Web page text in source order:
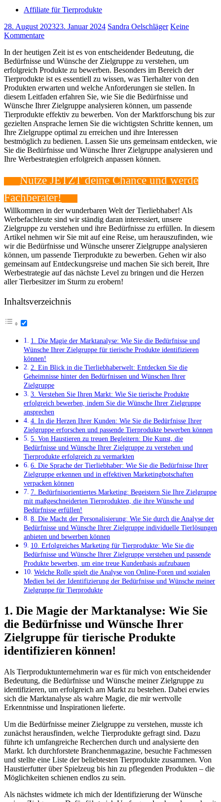
Affiliate für Tierprodukte
28. August 202323. Januar 2024 Sandra Oelschläger Keine
Kommentare
In der heutigen Zeit ist es von entscheidender Bedeutung, die
Bedürfnisse und Wünsche der Zielgruppe zu verstehen, um
erfolgreich Produkte zu bewerben. Besonders im Bereich der
Tierprodukte ist es essentiell zu wissen, was Tierhalter von den
Produkten erwarten und welche Anforderungen sie stellen. In
diesem Leitfaden erfahren Sie, wie Sie die Bedürfnisse und
Wünsche Ihrer Zielgruppe analysieren können, um passende
Tierprodukte effektiv zu bewerben. Von der Marktforschung bis zur
gezielten Ansprache lernen Sie die wichtigsten Schritte kennen, um
Ihre Zielgruppe optimal zu erreichen und ihre Interessen
bestmöglich zu bedienen. Lassen Sie uns gemeinsam entdecken, wie
Sie die Bedürfnisse und Wünsche Ihrer Zielgruppe analysieren und
Ihre Werbestrategien erfolgreich anpassen können.
Nutze JETZT deine Chance und werde
Fachberater!
Willkommen in der wunderbaren Welt​ der Tierliebhaber!​ Als
Werbefachleute sind wir ständig daran interessiert, unsere
Zielgruppe zu verstehen ‍und ihre Bedürfnisse zu erfüllen. In⁢ diesem​
Artikel nehmen wir​ Sie mit auf eine Reise, um herauszufinden, wie
wir die Bedürfnisse und Wünsche unserer Zielgruppe⁢ analysieren
können, um passende Tierprodukte zu bewerben. Gehen wir also
gemeinsam auf Entdeckungsreise und machen Sie sich bereit, Ihre
Werbestrategie auf das nächste Level zu bringen und die Herzen
aller Tierbesitzer im Sturm zu erobern!
Inhaltsverzeichnis
1. Die Magie der Marktanalyse: Wie Sie die Bedürfnisse und
Wünsche Ihrer Zielgruppe für⁣ tierische Produkte identifizieren
können!
2. Ein Blick in die Tierliebhaberwelt: Entdecken⁢ Sie die
Geheimnisse hinter den Bedürfnissen ⁢und Wünschen ​Ihrer
Zielgruppe
3. Verstehen Sie Ihren​ Markt: ⁢Wie Sie ‍tierische ​Produkte
erfolgreich bewerben, indem Sie die Wünsche Ihrer Zielgruppe
ansprechen
4. In die Herzen Ihrer ⁤Kunden: Wie Sie die Bedürfnisse Ihrer
Zielgruppe erforschen und⁤ passende Tierprodukte‌ bewerben können
5.‌ Von Haustieren zu treuen Begleitern: Die Kunst, die
Bedürfnisse und⁣ Wünsche Ihrer Zielgruppe zu verstehen und
Tierprodukte erfolgreich zu vermarkten
6. Die Sprache der Tierliebhaber:‍ Wie ⁤Sie die Bedürfnisse Ihrer
Zielgruppe erkennen und⁣ in⁣ effektiven Marketingbotschaften
verpacken können
7. Bedürfnisorientiertes Marketing: Begeistern Sie⁢ Ihre​ Zielgruppe
mit maßgeschneiderten Tierprodukten, die ihre Wünsche und
Bedürfnisse erfüllen!
8. Die Macht der Personalisierung: Wie Sie durch⁤ die Analyse der⁢
Bedürfnisse und​ Wünsche ​Ihrer Zielgruppe individuelle Tierlösungen
anbieten und bewerben können
10. Erfolgreiches Marketing für Tierprodukte: Wie Sie die‍
Bedürfnisse und Wünsche Ihrer Zielgruppe verstehen ‍und⁣ passende
Produkte ⁤bewerben, um⁣ eine treue Kundenbasis aufzubauen
Welche Rolle‍ spielt die Analyse von Online-Foren und sozialen
Medien bei ‌der Identifizierung der Bedürfnisse und Wünsche meiner
Zielgruppe für Tierprodukte
1. Die Magie der Marktanalyse: Wie Sie
die Bedürfnisse und Wünsche Ihrer
Zielgruppe für⁣ tierische Produkte
identifizieren können!
Als Tierproduktunternehmerin war​ es für mich ‌von entscheidender
Bedeutung, die Bedürfnisse​ und Wünsche meiner Zielgruppe zu
identifizieren, um erfolgreich am Markt ‍zu ‌bestehen. Dabei‍ erwies‌
sich die Marktanalyse als wahre ⁣Magie,‌ die mir wertvolle
Erkenntnisse und Inspirationen lieferte.
Um die Bedürfnisse meiner Zielgruppe zu verstehen, musste ich
zunächst herausfinden, welche Tierprodukte gefragt⁢ sind. Dazu
führte ich umfangreiche Recherchen durch und analysierte den
Markt. Ich durchforstete ‍Branchenmagazine, ⁢besuchte Fachmessen
und stellte eine Liste ⁢der beliebtesten⁣ Tierprodukte‌ zusammen. Von
Haustierfutter über Spielzeug bis hin zu pflegenden ​Produkten⁣ – ⁤die
Möglichkeiten schienen endlos zu⁢ sein.
Als nächstes ⁤widmete ich ‍mich der Identifizierung der ​Wünsche